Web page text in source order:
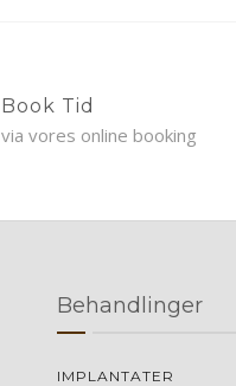
Book Tid
via vores online booking
Behandlinger
IMPLANTATER